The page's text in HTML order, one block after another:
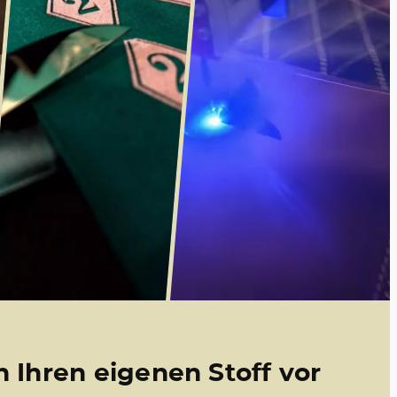
Ihren eigenen Stoff vor